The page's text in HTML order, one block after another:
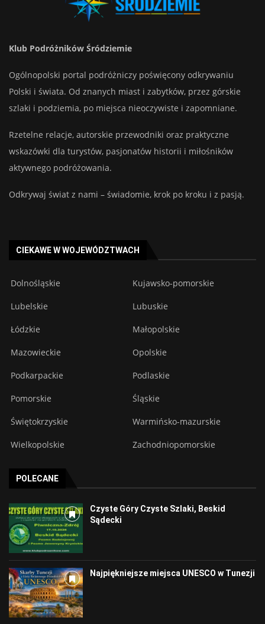
Klub Podróżników Śródziemie
Ogólnopolski portal podróżniczy poświęcony odkrywaniu
Polski i świata. Od znanych miast i zabytków, przez górskie
szlaki i podziemia, po miejsca nieoczywiste i zapomniane.
Rzetelne relacje, autorskie przewodniki oraz praktyczne
wskazówki dla turystów, pasjonatów historii i miłośników
aktywnego podróżowania.
Odkrywaj świat z nami – świadomie, krok po kroku i z pasją.
CIEKAWE W WOJEWÓDZTWACH
Dolnośląskie Kujawsko-pomorskie
Lubelskie Lubuskie
Łódzkie Małopolskie
Mazowieckie Opolskie
Podkarpackie Podlaskie
Pomorskie Śląskie
Świętokrzyskie Warmińsko-mazurskie
Wielkopolskie Zachodniopomorskie
POLECANE
Czyste Góry Czyste Szlaki, Beskid
Sądecki
Najpiękniejsze miejsca UNESCO w Tunezji